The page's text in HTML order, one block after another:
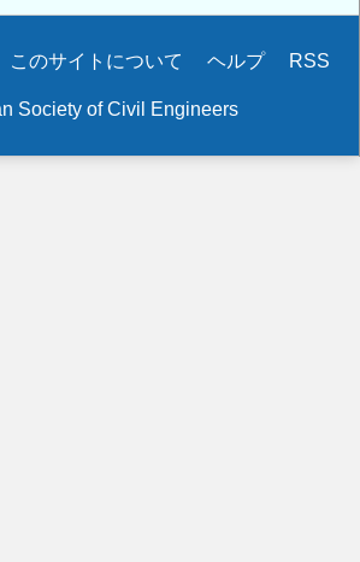
このサイトについて ヘルプ RSS
Society of Civil Engineers